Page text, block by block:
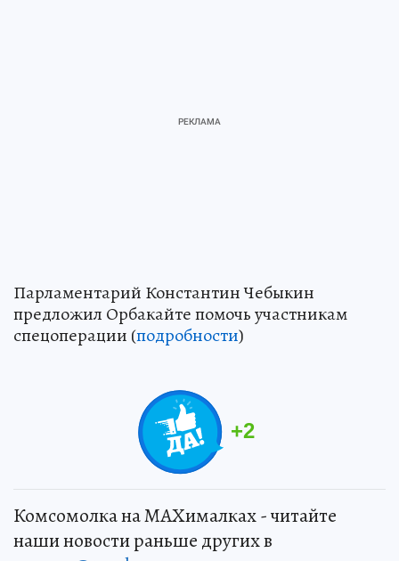
Парламентарий Константин Чебыкин
предложил Орбакайте помочь участникам
спецоперации (подробности)
+2
Комсомолка на MAXималках - читайте
наши новости раньше других в